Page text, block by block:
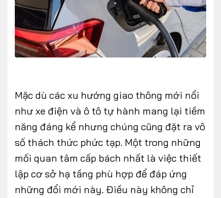
Mặc dù các xu hướng giao thông mới nổi
như xe điện và ô tô tự hành mang lại tiềm
năng đáng kể nhưng chúng cũng đặt ra vô
số thách thức phức tạp. Một trong những
mối quan tâm cấp bách nhất là việc thiết
lập cơ sở hạ tầng phù hợp để đáp ứng
những đổi mới này. Điều này không chỉ